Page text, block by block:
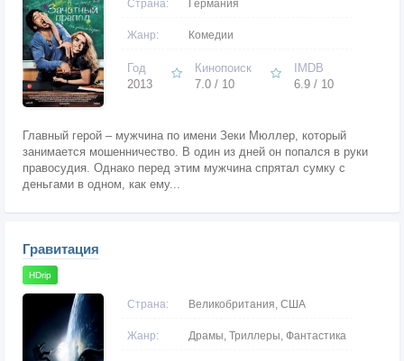
Страна: Германия
Жанр: Комедии
Год
2013
Кинопоиск
7.0 / 10
IMDB
6.9 / 10
Главный герой – мужчина по имени Зеки Мюллер, который
занимается мошенничество. В один из дней он попался в руки
правосудия. Однако перед этим мужчина спрятал сумку с
деньгами в одном, как ему...
Гравитация
HDrip
Страна: Великобритания, США
Жанр: Драмы, Триллеры, Фантастика